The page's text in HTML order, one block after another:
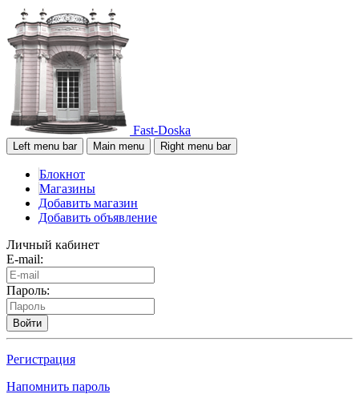
Fast-Doska
Left menu bar Main menu Right menu bar
Блокнот
Магазины
Добавить магазин
Добавить объявление
Личный кабинет
E-mail:
Пароль:
Войти
Регистрация
Напомнить пароль